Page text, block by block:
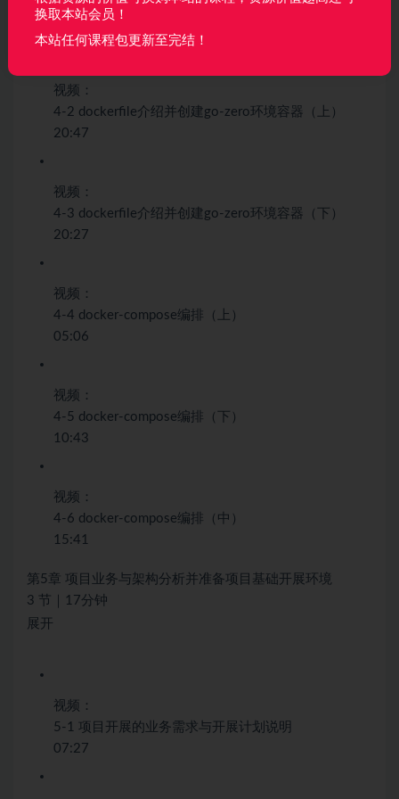
4-1 docker介绍与安装及上手应用
21:38
视频：
4-2 dockerfile介绍并创建go-zero环境容器（上）
20:47
视频：
4-3 dockerfile介绍并创建go-zero环境容器（下）
20:27
视频：
4-4 docker-compose编排（上）
05:06
视频：
4-5 docker-compose编排（下）
10:43
视频：
4-6 docker-compose编排（中）
15:41
第5章 项目业务与架构分析并准备项目基础开展环境
3 节｜17分钟
展开
视频：
5-1 项目开展的业务需求与开展计划说明
07:27
换取本站会员！
本站任何课程包更新至完结！